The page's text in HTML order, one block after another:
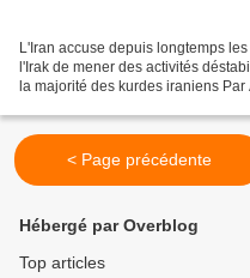
L'Iran accuse depuis longtemps
l'Irak de mener des activités
la majorité des kurdes iraniens
< Page précédente
Hébergé par Overblog
Top articles